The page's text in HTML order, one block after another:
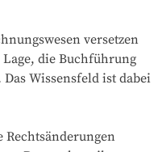
versetzen
die Buchführung
Wissensfeld ist dabei
Rechtsänderungen